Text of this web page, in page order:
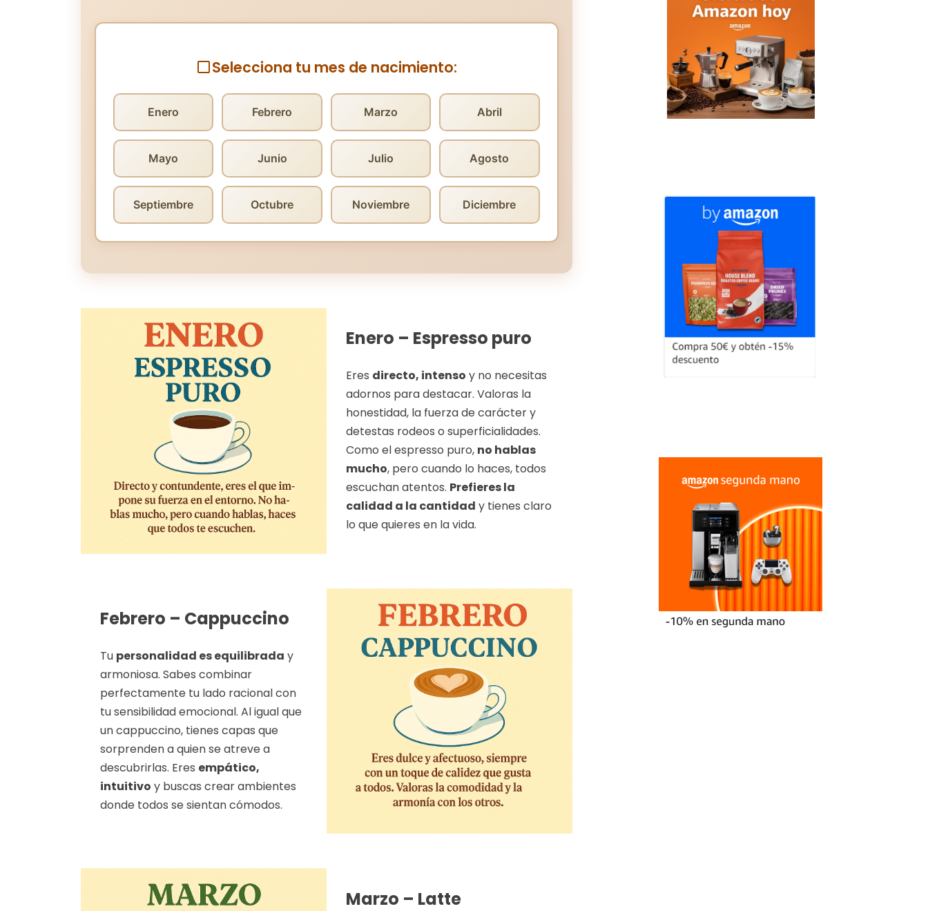
Selecciona tu mes de nacimiento:
Enero Febrero Marzo Abril
Mayo Junio Julio Agosto
Septiembre Octubre Noviembre Diciembre
Enero – Espresso puro
Eres directo, intenso y no necesitas
adornos para destacar. Valoras la
honestidad, la fuerza de carácter y
detestas rodeos o superficialidades.
Como el espresso puro, no hablas
mucho, pero cuando lo haces, todos
escuchan atentos. Prefieres la
calidad a la cantidad y tienes claro
lo que quieres en la vida.
Febrero – Cappuccino
Tu personalidad es equilibrada y
armoniosa. Sabes combinar
perfectamente tu lado racional con
tu sensibilidad emocional. Al igual que
un cappuccino, tienes capas que
sorprenden a quien se atreve a
descubrirlas. Eres empático,
intuitivo y buscas crear ambientes
donde todos se sientan cómodos.
Marzo – Latte